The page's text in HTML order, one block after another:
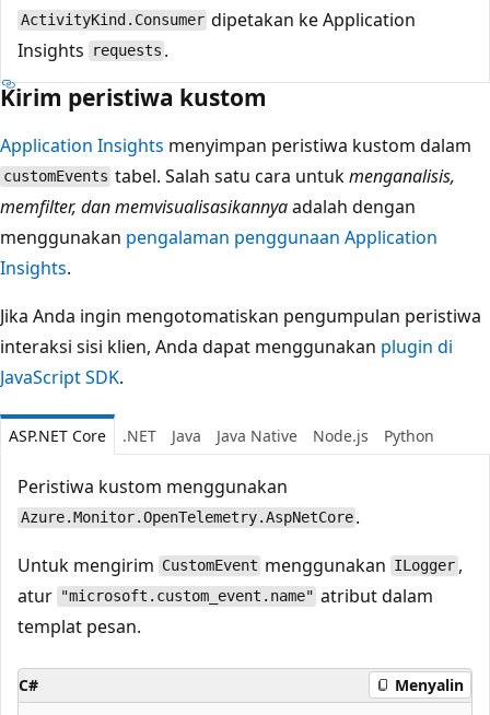
ActivityKind.Consumer dipetakan ke Application
Insights
requests .
Kirim peristiwa kustom
Application Insights menyimpan peristiwa kustom dalam
customEvents tabel. Salah satu cara untukmenganalisis,
memfilter, dan memvisualisasikannyaadalah dengan
menggunakan pengalaman penggunaan Application
Insights.
Jika Anda ingin mengotomatiskan pengumpulan peristiwa
interaksi sisi klien, Anda dapat menggunakan plugin di
JavaScript SDK.
ASP.NET Core .NET Java Java Native Node.js Python
Peristiwa kustom menggunakan
Azure.Monitor.OpenTelemetry.AspNetCore .
Untuk mengirim CustomEvent menggunakan ILogger ,
atur "microsoft.custom_event.name" atribut dalam
templat pesan.
C# Menyalin